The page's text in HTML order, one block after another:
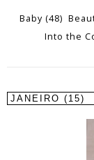
Baby (48)
Into the